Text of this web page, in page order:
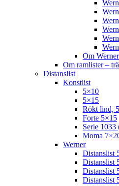
Om Werner
Om ramlister – trä
Distanslist
Konstlist
5×10
5×15
Rökt lind,
Forte 5×15
Serie 1033
Moma
Werner
Distanslist
Distanslist
Distanslist
Distanslist